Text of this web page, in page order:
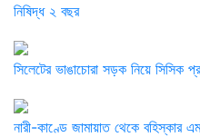
নিষিদ্ধ ২ বছর
সিলেটের ভাঙাচোরা সড়ক নিয়ে
নারী-কাণ্ডে জামায়াত থেকে বহিস্কার